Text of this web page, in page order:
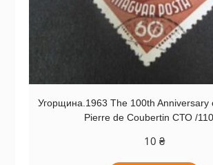
Угорщина.1963 The 100th Anniversary
Pierre de Coubertin СТО /
10 ₴